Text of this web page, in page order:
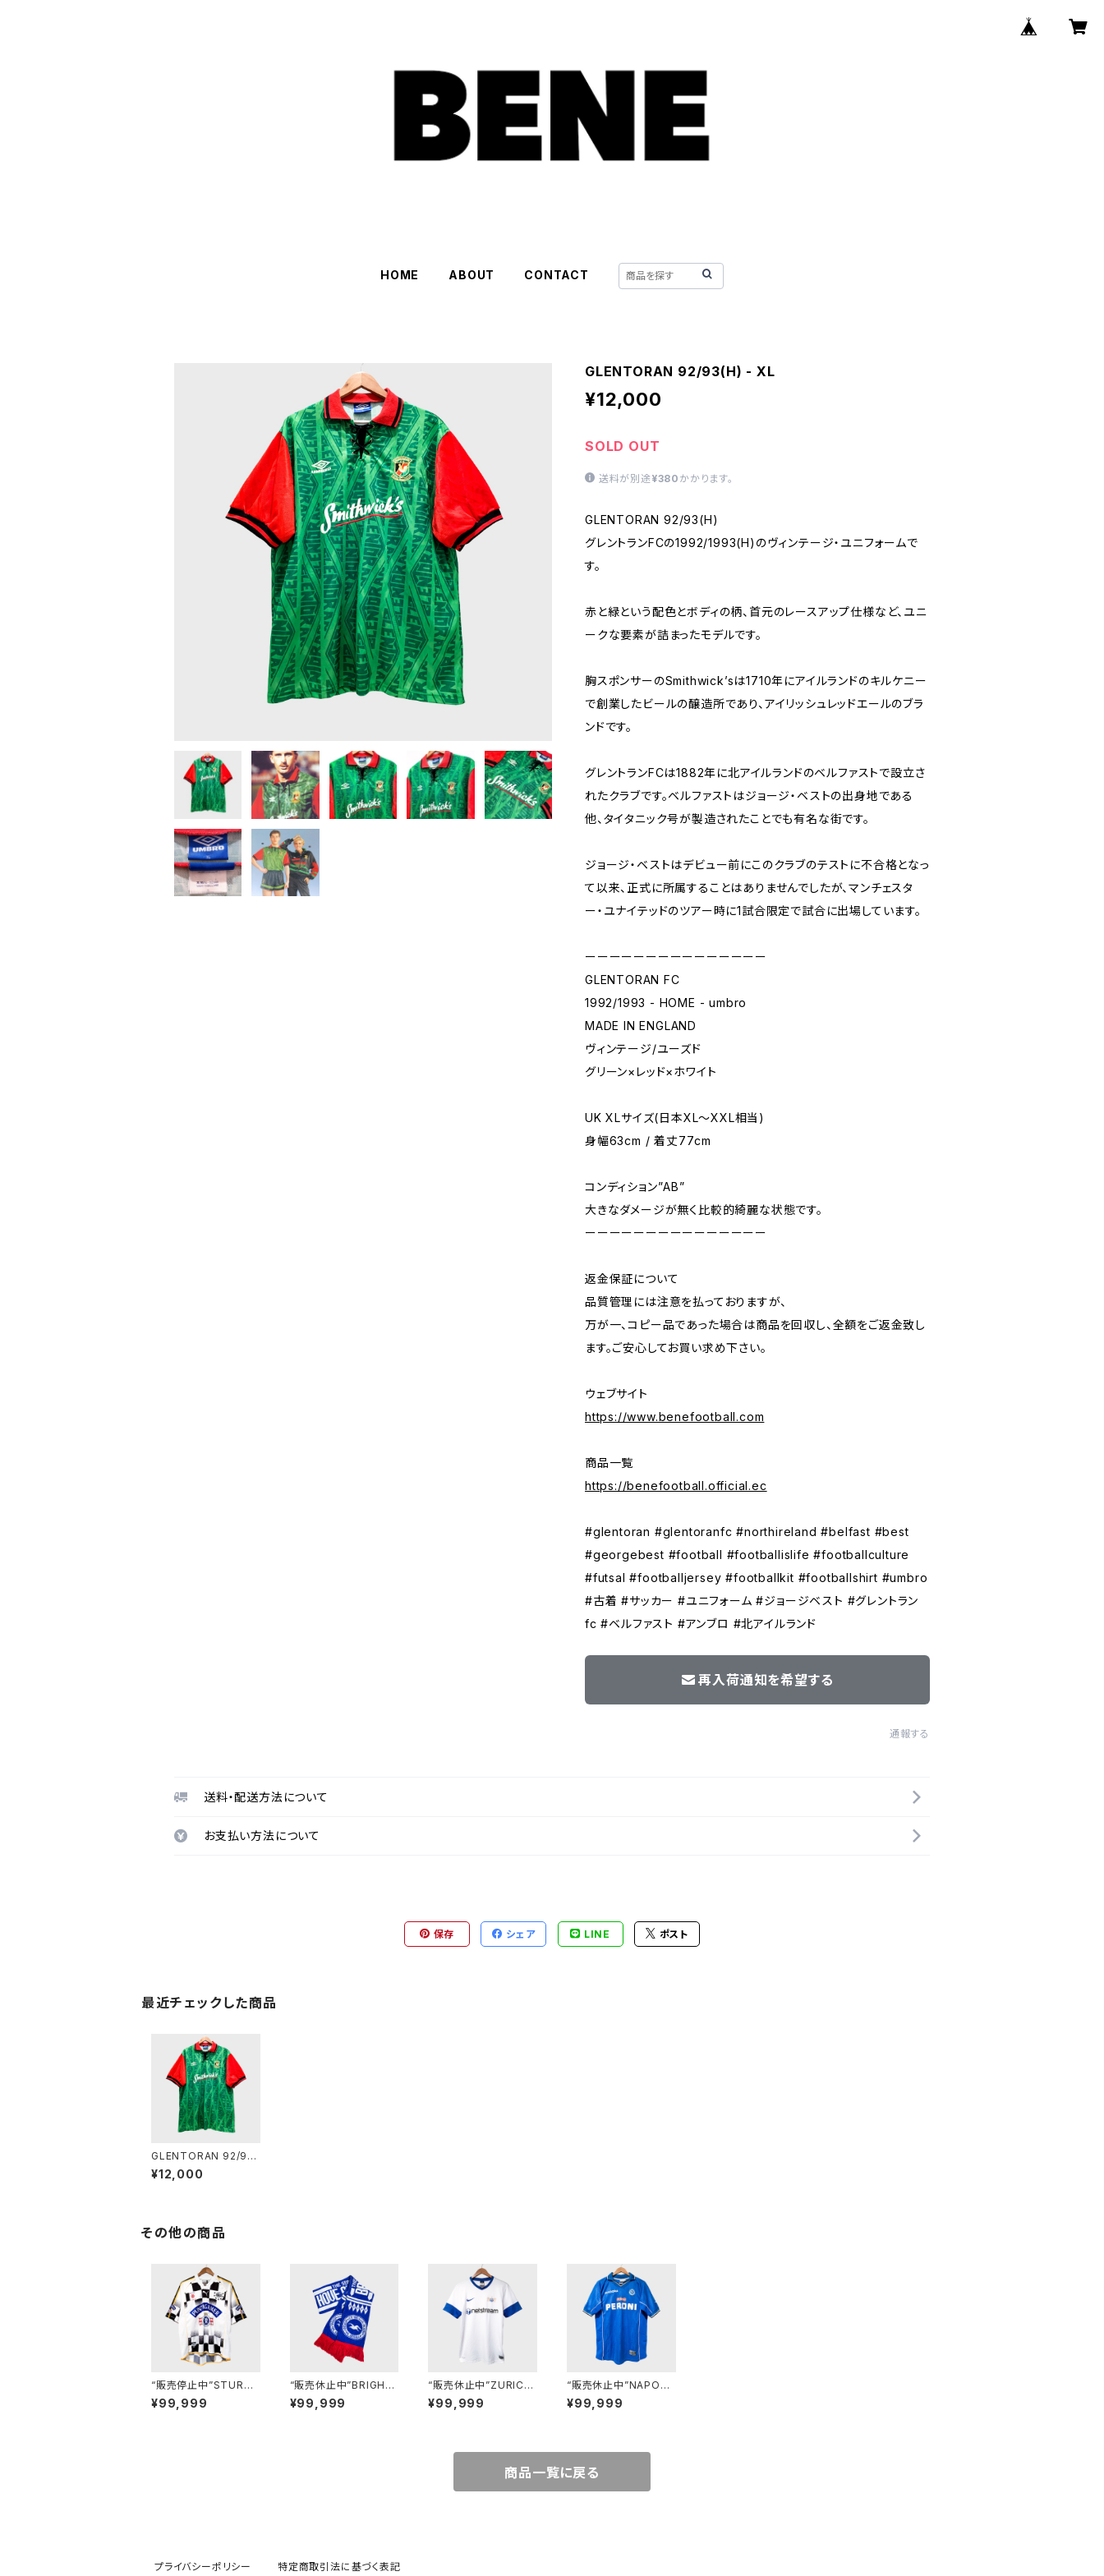
HOME ABOUT CONTACT
GLENTORAN 92/93(H) - XL
¥12,000
SOLD OUT
送料が別途 ¥380 かかります。
GLENTORAN 92/93(H)
グレントランFCの1992/1993(H)のヴィンテージ・ユニフォームで
す。
赤と緑という配色とボディの柄、首元のレースアップ仕様など、ユニ
ークな要素が詰まったモデルです。
胸スポンサーのSmithwick’sは1710年にアイルランドのキルケニー
で創業したビールの醸造所であり、アイリッシュレッドエールのブラ
ンドです。
グレントランFCは1882年に北アイルランドのベルファストで設立さ
れたクラブです。ベルファストはジョージ・ベストの出身地である
他、タイタニック号が製造されたことでも有名な街です。
ジョージ・ベストはデビュー前にこのクラブのテストに不合格となっ
て以来、正式に所属することはありませんでしたが、マンチェスタ
ー・ユナイテッドのツアー時に1試合限定で試合に出場しています。
ーーーーーーーーーーーーーーー
GLENTORAN FC
1992/1993 - HOME - umbro
MADE IN ENGLAND
ヴィンテージ/ユーズド
グリーン×レッド×ホワイト
UK XLサイズ(日本XL〜XXL相当)
身幅63cm / 着丈77cm
コンディション”AB”
大きなダメージが無く比較的綺麗な状態です。
ーーーーーーーーーーーーーーー
返金保証について
品質管理には注意を払っておりますが、
万が一、コピー品であった場合は商品を回収し、全額をご返金致し
ます。ご安心してお買い求め下さい。
ウェブサイト
https://www.benefootball.com
商品一覧
https://benefootball.official.ec
#glentoran #glentoranfc #northireland #belfast #best
#georgebest #football #footballislife #footballculture
#futsal #footballjersey #footballkit #footballshirt #umbro
#古着 #サッカー #ユニフォーム #ジョージベスト #グレントラン
fc #ベルファスト #アンブロ #北アイルランド
再入荷通知を希望する
通報する
送料・配送方法について
お支払い方法について
保存 シェア LINE ポスト
最近チェックした商品
GLENTORAN 92/93
(H) - XL
¥12,000
その他の商品
“販売停止中”STURM
GRAZ 02/03(H) - L
¥99,999
“販売休止中”BRIGHT
ON 90’s SCARF
¥99,999
“販売休止中”ZURICH
13/14 - M
¥99,999
“販売休止中”NAPOLI
00/01(H) - L
¥99,999
商品一覧に戻る
プライバシーポリシー 特定商取引法に基づく表記